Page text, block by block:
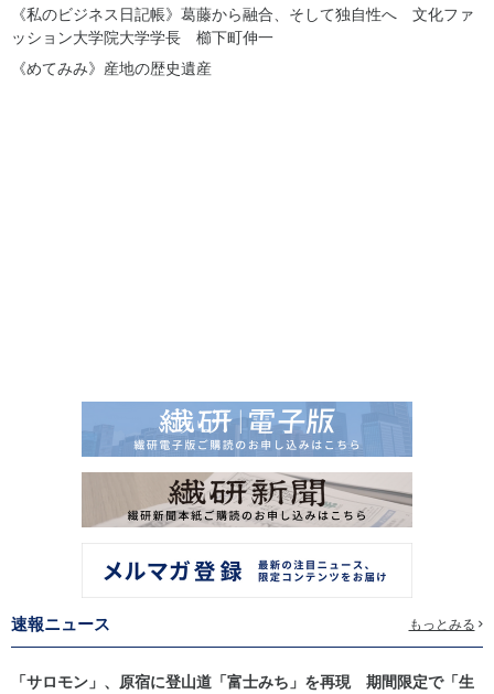
《私のビジネス日記帳》葛藤から融合、そして独自性へ 文化ファ
ッション大学院大学学長 櫛下町伸一
《めてみみ》産地の歴史遺産
速報ニュース もっとみる
「サロモン」、原宿に登山道「富士みち」を再現 期間限定で「生